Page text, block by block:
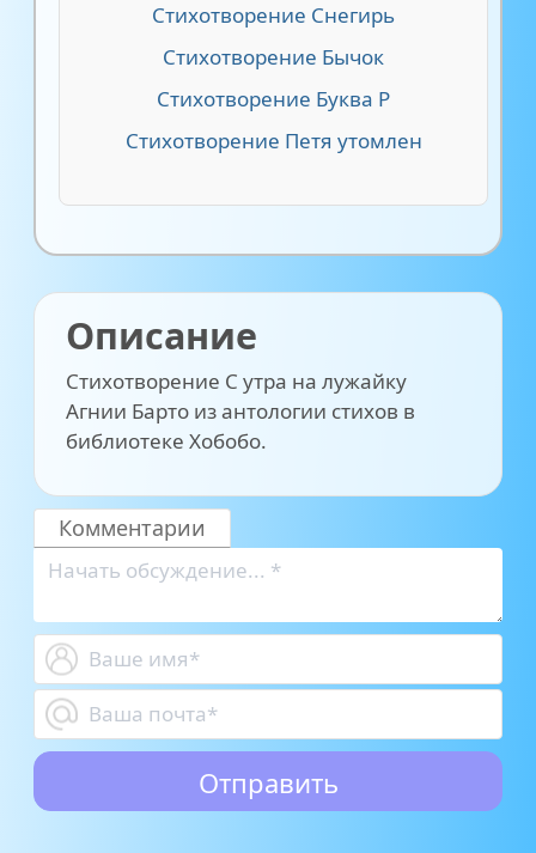
Стихотворение Снегирь
Стихотворение Бычок
Стихотворение Буква Р
Стихотворение Петя утомлен
Описание
Стихотворение С утра на лужайку
Агнии Барто из антологии стихов в
библиотеке Хобобо.
Комментарии